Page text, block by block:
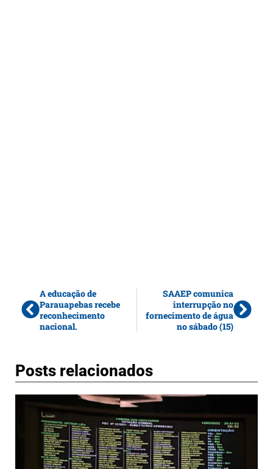
A educação de
Parauapebas recebe
reconhecimento
nacional.
SAAEP comunica
interrupção no
fornecimento de água
no sábado (15)
Posts relacionados